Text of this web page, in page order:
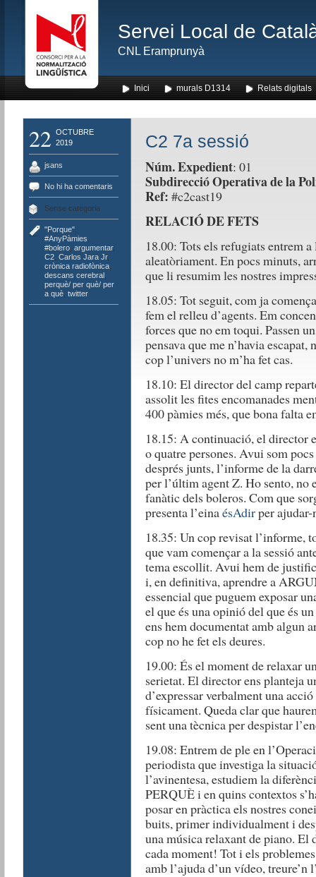
Servei Local de
CNL Eramprunyà
Inici murals D1314 Relats digitals
22 OCTUBRE
2019
jsans
No hi ha comentaris
Sense categoria
"Porque",
#AnyPàmies
#bolero, argumentar,
C2, Carlos Jara Jr,
crònica radiofònica,
descans cerebral,
perquè/ per què/ per
a què, twitter
C2 7a sessió
Núm. Expedient: 01
Subdirecció Operativa de la
Ref: #c2cast19
RELACIÓ DE FETS
18.00: Tots els refugiats entrem
aleatòriament. En pocs minuts,
que li resumim les nostres
18.05: Tot seguit, com ja
fem el relleu d’agents. Em
forces que no em toqui. Passen
pensava que me n’havia
cop l’univers no m’ha fet cas.
18.10: El director del camp
assolit les fites encomanades
400 pàmies més, que bona falta
18.15: A continuació, el director
o quatre persones. Avui som
després junts, l’informe de la
per l’últim agent Z. Ho sento, no
fanàtic dels boleros. Com que
presenta l’einaésAdirper ajudar-
18.35: Un cop revisat l’informe,
que vam començar a la sessió
tema escollit. Avui hem de
i, en definitiva, aprendre a
essencial que puguem exposar
el que és una opinió del que és
ens hem documentat amb algun
cop no he fet els deures.
19.00: És el moment de relaxar
serietat. El director ens planteja
d’expressar verbalment una
físicament. Queda clar que
sent una tècnica per despistar
19.08: Entrem de ple en
periodista que investiga la
l’avinentesa, estudiem la
PERQUÈ i en quins contextos
posar en pràctica els nostres
buits, primer individualment i
una música relaxant de piano. El
cada moment! Tot i els
amb l’ajuda d’un vídeo, treure’n